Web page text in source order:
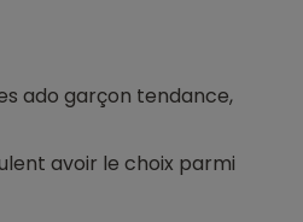
ado garçon tendance,
avoir le choix parmi